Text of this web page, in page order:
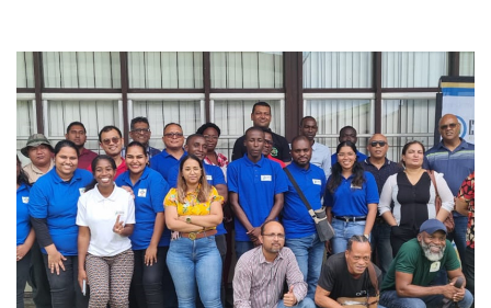
PROCUREMENT
REGIONAL CONFERENCE
NIEUWS
CONTACT
NL